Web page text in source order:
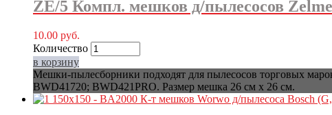
ZE/5 Компл. мешков д/пылесосов
10.00 руб.
Количество
в корзину
Мешки-пылесборники подходят для пылесосов торговых
BWD41720; BWD421PRO. Размер мешка 26 см х 26 см.